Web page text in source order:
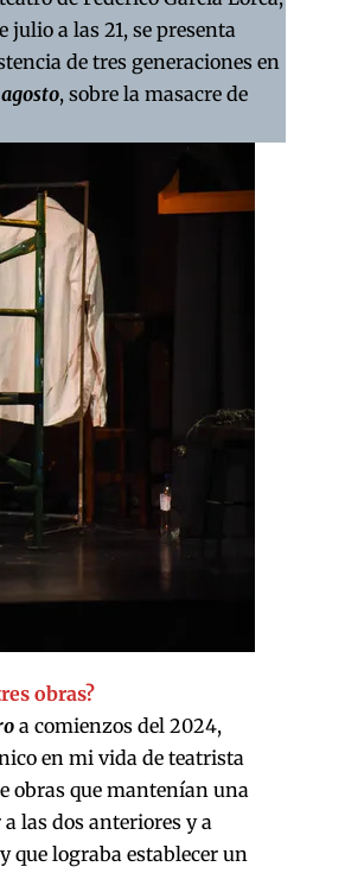
julio a las 21, se presenta
de tres generaciones en
, sobre la masacre de
obras?
a comienzos del 2024,
en mi vida de teatrista
obras que mantenían una
las dos anteriores y a
que lograba establecer un